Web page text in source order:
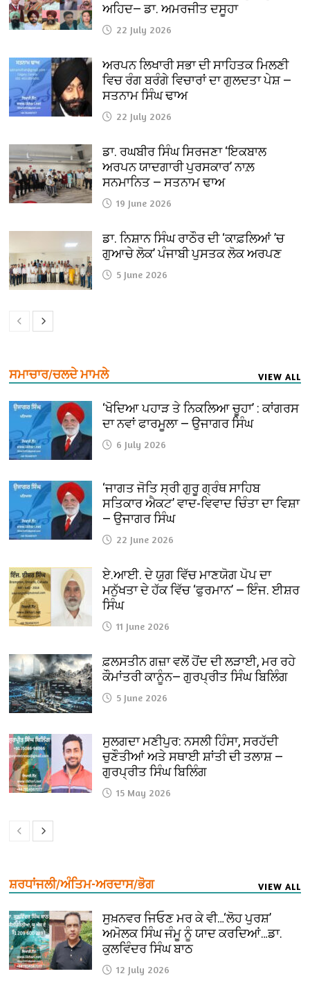
ਅਹਿਦ— ਡਾ. ਅਮਰਜੀਤ ਦਸੂਹਾ
22 July 2026
ਅਰਪਨ ਲਿਖਾਰੀ ਸਭਾ ਦੀ ਸਾਹਿਤਕ ਮਿਲਣੀ
ਵਿਚ ਰੰਗ ਬਰੰਗੇ ਵਿਚਾਰਾਂ ਦਾ ਗੁਲਦਤਾ ਪੇਸ਼ —
ਸਤਨਾਮ ਸਿੰਘ ਢਾਅ
22 July 2026
ਡਾ. ਰਘਬੀਰ ਸਿੰਘ ਸਿਰਜਣਾ ‘ਇਕਬਾਲ
ਅਰਪਨ ਯਾਦਗਾਰੀ ਪੁਰਸਕਾਰ’ ਨਾਲ਼
ਸਨਮਾਨਿਤ — ਸਤਨਾਮ ਢਾਅ
19 June 2026
ਡਾ. ਨਿਸ਼ਾਨ ਸਿੰਘ ਰਾਠੌਰ ਦੀ ‘ਕਾਫ਼ਲਿਆਂ ’ਚ
ਗੁਆਚੇ ਲੋਕ’ ਪੰਜਾਬੀ ਪੁਸਤਕ ਲੋਕ ਅਰਪਣ
5 June 2026
ਸਮਾਚਾਰ/ਚਲਦੇ ਮਾਮਲੇ VIEW ALL
‘ਖੋਦਿਆ ਪਹਾੜ ਤੇ ਨਿਕਲਿਆ ਚੂਹਾ’ : ਕਾਂਗਰਸ
ਦਾ ਨਵਾਂ ਫਾਰਮੂਲਾ — ਉਜਾਗਰ ਸਿੰਘ
6 July 2026
‘ਜਾਗਤ ਜੋਤਿ ਸ੍ਰੀ ਗੁਰੂ ਗ੍ਰੰਥ ਸਾਹਿਬ
ਸਤਿਕਾਰ ਐਕਟ’ ਵਾਦ-ਵਿਵਾਦ ਚਿੰਤਾ ਦਾ ਵਿਸ਼ਾ
— ਉਜਾਗਰ ਸਿੰਘ
22 June 2026
ਏ.ਆਈ. ਦੇ ਯੁਗ ਵਿੱਚ ਮਾਣਯੋਗ ਪੋਪ ਦਾ
ਮਨੁੱਖਤਾ ਦੇ ਹੱਕ ਵਿੱਚ ‘ਫੁਰਮਾਨ’ — ਇੰਜ. ਈਸ਼ਰ
ਸਿੰਘ
11 June 2026
ਫ਼ਲਸਤੀਨ ਗਜ਼ਾ ਵਲੋਂ ਹੋਂਦ ਦੀ ਲੜਾਈ, ਮਰ ਰਹੇ
ਕੌਮਾਂਤਰੀ ਕਾਨੂੰਨ— ਗੁਰਪ੍ਰੀਤ ਸਿੰਘ ਬਿਲਿੰਗ
5 June 2026
ਸੁਲਗਦਾ ਮਣੀਪੁਰ: ਨਸਲੀ ਹਿੰਸਾ, ਸਰਹੱਦੀ
ਚੁਣੌਤੀਆਂ ਅਤੇ ਸਥਾਈ ਸ਼ਾਂਤੀ ਦੀ ਤਲਾਸ਼ —
ਗੁਰਪ੍ਰੀਤ ਸਿੰਘ ਬਿਲਿੰਗ
15 May 2026
ਸ਼ਰਧਾਂਜਲੀ/ਅੰਤਿਮ-ਅਰਦਾਸ/ਭੋਗ VIEW ALL
ਸੁਖ਼ਨਵਰ ਜਿਓਣ ਮਰ ਕੇ ਵੀ…‘ਲੋਹ ਪੁਰਸ਼’
ਅਮੋਲਕ ਸਿੰਘ ਜੰਮੂ ਨੂੰ ਯਾਦ ਕਰਦਿਆਂ…ਡਾ.
ਕੁਲਵਿੰਦਰ ਸਿੰਘ ਬਾਠ
12 July 2026